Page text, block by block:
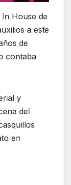
House de
a este
de
contaba
y
del
en